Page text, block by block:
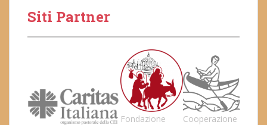
Siti Partner
Fondazione
Cooperazione